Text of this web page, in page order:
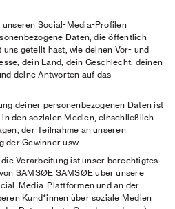
unseren Social-Media-Profilen
Daten, die öffentlich
geteilt hast, wie deinen Vor- und
dein Land, dein Geschlecht, deinen
deine Antworten auf das
deiner personenbezogenen Daten ist
den sozialen Medien, einschließlich
der Teilnahme an unseren
der Gewinner usw.
Verarbeitung ist unser berechtigtes
SAMSØE SAMSØE über unsere
Media-Plattformen und an der
Kund*innen über soziale Medien